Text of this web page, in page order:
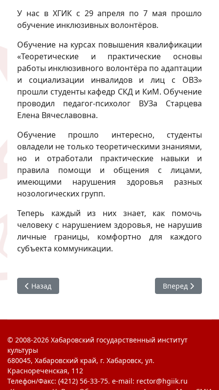
У нас в ХГИК с 29 апреля по 7 мая прошло
обучение инклюзивных волонтёров.
Обучение на курсах повышения квалификации
«Теоретические и практические основы
работы инклюзивного волонтёра по адаптации
и социализации инвалидов и лиц с ОВЗ»
прошли студенты кафедр СКД и КиМ. Обучение
проводил педагог-психолог ВУЗа Старцева
Елена Вячеславовна.
Обучение прошло интересно, студенты
овладели не только теоретическими знаниями,
но и отработали практические навыки и
правила помощи и общения с лицами,
имеющими нарушения здоровья разных
нозологических групп.
Теперь каждый из них знает, как помочь
человеку с нарушением здоровья, не нарушив
личные границы, комфортно для каждого
субъекта коммуникации.
Предыдущий: Праздник социального работника
Назад Следующий:
Вперед
© 2008-2026 Хабаровский государственный институт
культуры
680045, Хабаровский край, г. Хабаровск, ул.
Краснореченская, 112
Телефон/Факс: (4212) 56-33-75. e-mail: rector@hgiik.ru